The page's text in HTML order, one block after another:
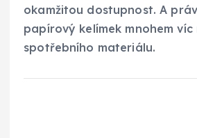
okamžitou dostupnost. A
papírový kelímek mnohem víc
spotřebního materiálu.